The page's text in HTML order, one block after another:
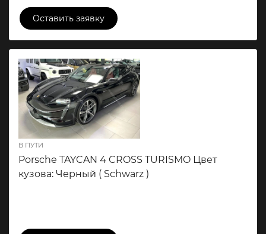
Оставить заявку
В ПУТИ
Porsche TAYCAN 4 CROSS TURISMO Цвет
кузова: Черный ( Schwarz )